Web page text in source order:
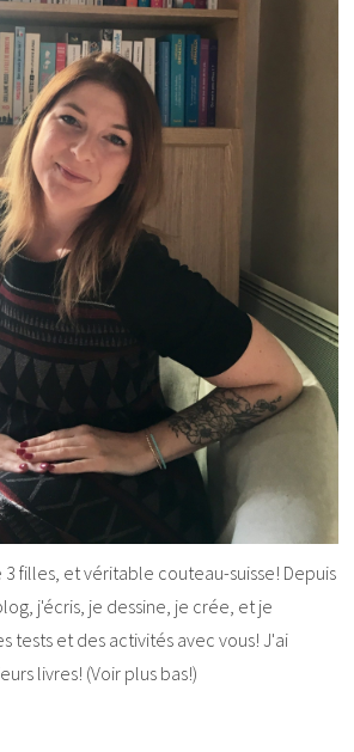
filles, et véritable couteau-suisse! Depuis
j'écris, je dessine, je crée, et je
tests et des activités avec vous! J'ai
livres! (Voir plus bas!)